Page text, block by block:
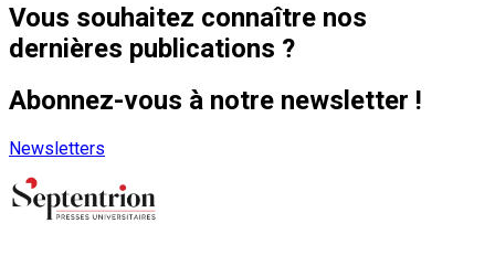
Vous souhaitez connaître nos
dernières publications ?
Abonnez-vous à notre newsletter !
Newsletters